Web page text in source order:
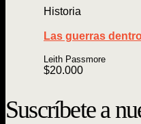
Historia
Las guerras
Leith Passmore
$20.000
Suscríbete a